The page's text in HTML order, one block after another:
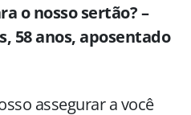
o nosso sertão? –
58 anos, aposentado
assegurar a você